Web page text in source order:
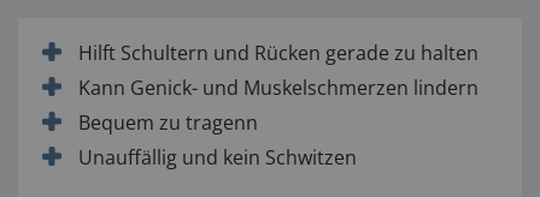
Hilft Schultern und Rücken gerade zu halten
Kann Genick- und Muskelschmerzen lindern
Bequem zu tragenn
Unauffällig und kein Schwitzen